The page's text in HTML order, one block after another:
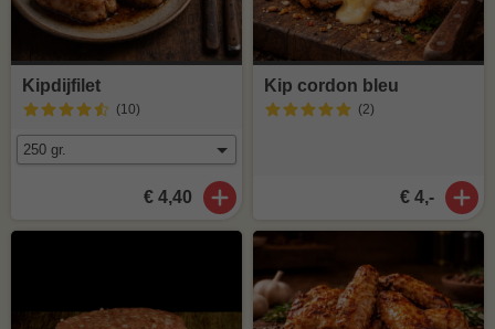
Kipdijfilet
(10)
€ 4,40
Kip cordon bleu
(2)
€ 4,-